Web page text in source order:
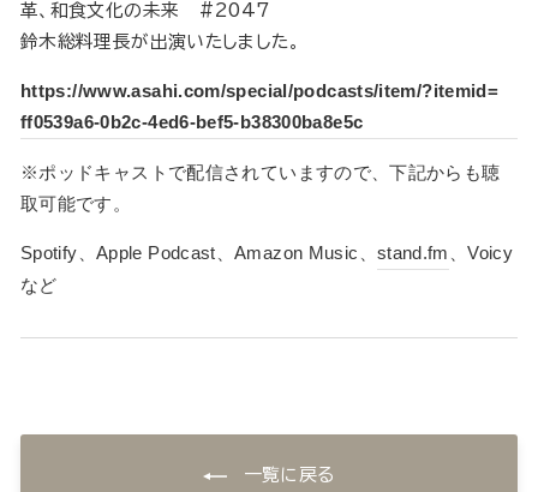
革、和食文化の未来 #2047
鈴木総料理長が出演いたしました。
https://www.asahi.com/special/podcasts/item/?itemid=
ff0539a6-0b2c-4ed6-bef5- b38300ba8e5c
※ポッドキャスト で配信されていますので、下記からも聴
取可能です。
Spotify、Apple Podcast 、Amazon Music、 stand.fm
、Voicy
など
一覧に戻る